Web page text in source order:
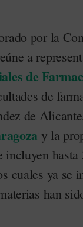
por la
a
de
de
de
y la
hasta
cuales ya se
han